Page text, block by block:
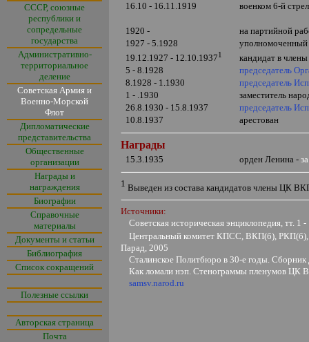
СССР, союзные
республики и
сопредельные
государства
Административно-
территориальное
деление
Советская Армия и
Военно-Морской
Флот
Дипломатические
представительства
Общественные
организации
Награды и
награждения
Биографии
Справочные
материалы
Документы и статьи
Библиография
Список сокращений
Полезные ссылки
Авторская страница
Почта
16.10 - 16.11.1919 военком 6-й
1920 -
на партийной
1927 - 5.1928
уполномоченный
19.12.1927 - 12.10.19371
кандидат в
5 - 8.1928
председатель
8.1928 - 1.1930
председатель
1 - .1930
заместитель
26.8.1930 - 15.8.1937
председатель
10.8.1937
арестован
Награды
15.3.1935 орден Ленина -
1 Выведен из состава кандидатов члены ЦК
Источники:
Советская историческая энциклопедия, тт.
Центральный комитет КПСС, ВКП(б), РКП(б),
Парад, 2005
Сталинское Политбюро в 30-е годы. Сборник
Как ломали нэп. Стенограммы пленумов ЦК
samsv.narod.ru